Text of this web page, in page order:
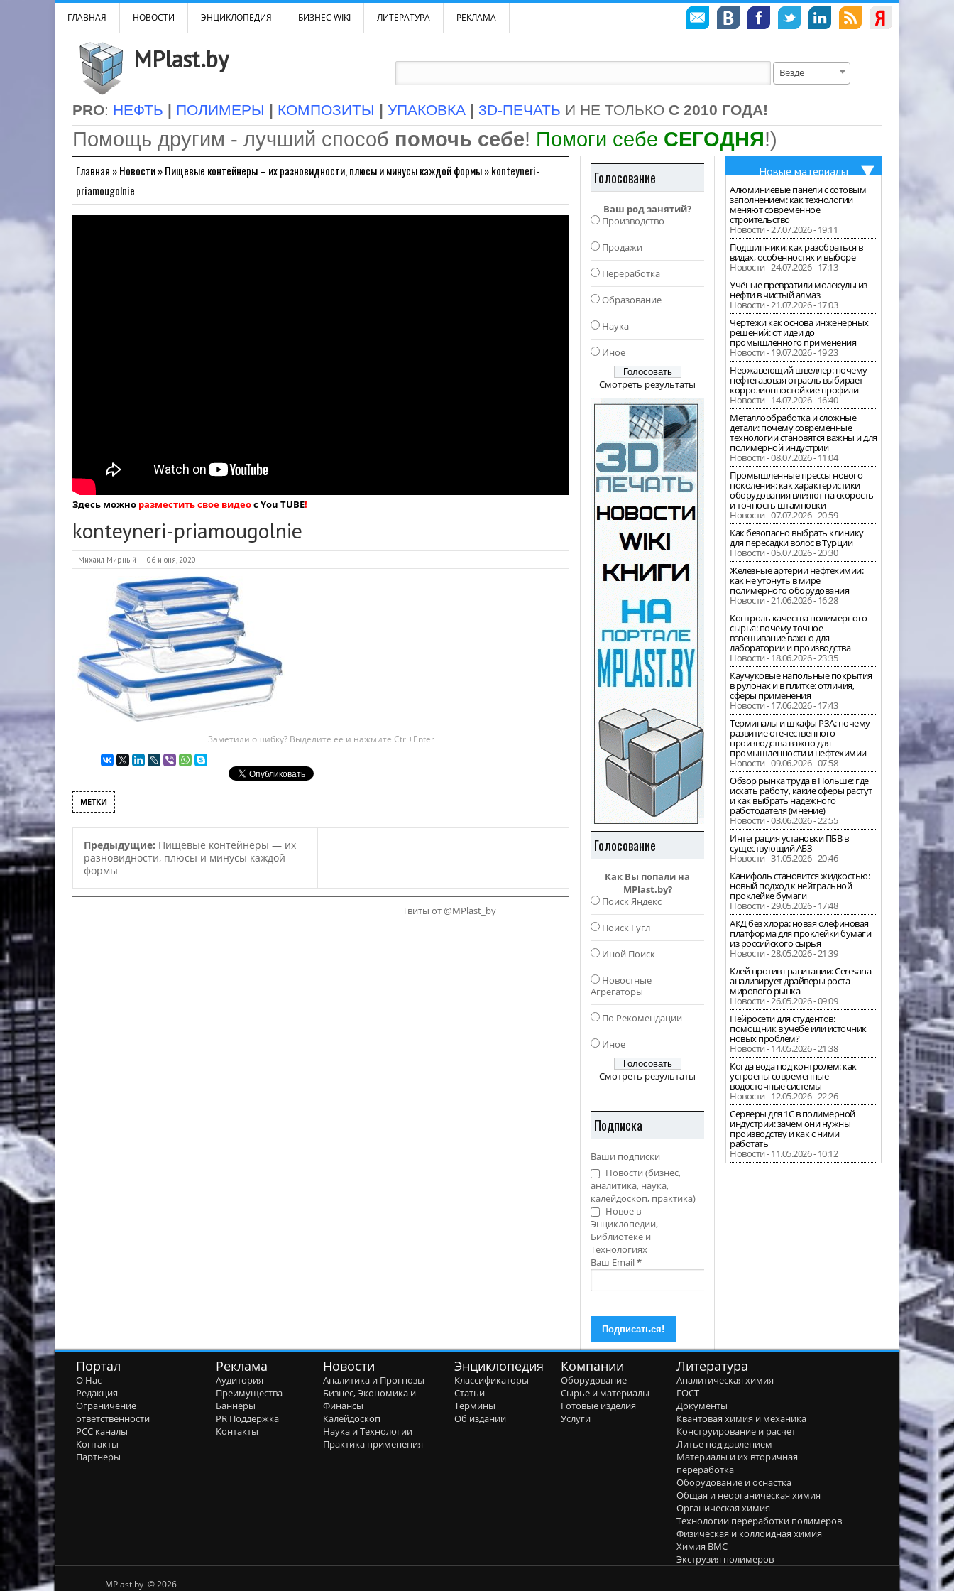
ГЛАВНАЯ НОВОСТИ ЭНЦИКЛОПЕДИЯ БИЗНЕС WIKI ЛИТЕРАТУРА РЕКЛАМА
MPlast.by Везде
PRO: НЕФТЬ | ПОЛИМЕРЫ | КОМПОЗИТЫ | УПАКОВКА | 3D-ПЕЧАТЬ И НЕ ТОЛЬКО С 2010 ГОДА!
Помощь другим - лучший способ помочь себе! Помоги себе СЕГОДНЯ!)
Главная »Новости»Пищевые контейнеры – их разновидности, плюсы и минусы каждой формы»konteyneri-
priamougolnie
Здесь можно разместить свое видеос You TUBE!
konteyneri-priamougolnie
Михаил Мирный 06 июня, 2020
Заметили ошибку? Выделите ее и нажмите Ctrl+Enter
МЕТКИ
Предыдущие: Пищевые контейнеры — их
разновидности, плюсы и минусы каждой
формы
Твиты от @MPlast_by
Голосование
Ваш род занятий?
Производство
Продажи
Переработка
Образование
Наука
Иное
Смотреть результаты
Голосование
Как Вы попали на
MPlast.by?
Поиск Яндекс
Поиск Гугл
Иной Поиск
Новостные
Агрегаторы
По Рекомендации
Иное
Смотреть результаты
Подписка
Ваши подписки
Новости (бизнес,
аналитика, наука,
калейдоскоп, практика)
Новое в
Энциклопедии,
Библиотеке и
Технологиях
Ваш Email*
Новые материалы
Алюминиевые панели с сотовым
заполнением: как технологии
меняют современное
строительство
Новости - 27.07.2026 - 19:11
Подшипники: как разобраться в
видах, особенностях и выборе
Новости - 24.07.2026 - 17:13
Учёные превратили молекулы из
нефти в чистый алмаз
Новости - 21.07.2026 - 17:03
Чертежи как основа инженерных
решений: от идеи до
промышленного применения
Новости - 19.07.2026 - 19:23
Нержавеющий швеллер: почему
нефтегазовая отрасль выбирает
коррозионностойкие профили
Новости - 14.07.2026 - 16:40
Металлообработка и сложные
детали: почему современные
технологии становятся важны и для
полимерной индустрии
Новости - 08.07.2026 - 11:04
Промышленные прессы нового
поколения: как характеристики
оборудования влияют на скорость
и точность штамповки
Новости - 07.07.2026 - 20:59
Как безопасно выбрать клинику
для пересадки волос в Турции
Новости - 05.07.2026 - 20:30
Железные артерии нефтехимии:
как не утонуть в мире
полимерного оборудования
Новости - 21.06.2026 - 16:28
Контроль качества полимерного
сырья: почему точное
взвешивание важно для
лаборатории и производства
Новости - 18.06.2026 - 23:35
Каучуковые напольные покрытия
в рулонах и в плитке: отличия,
сферы применения
Новости - 17.06.2026 - 17:43
Терминалы и шкафы РЗА: почему
развитие отечественного
производства важно для
промышленности и нефтехимии
Новости - 09.06.2026 - 07:58
Обзор рынка труда в Польше: где
искать работу, какие сферы растут
и как выбрать надёжного
работодателя (мнение)
Новости - 03.06.2026 - 22:55
Интеграция установки ПБВ в
существующий АБЗ
Новости - 31.05.2026 - 20:46
Канифоль становится жидкостью:
новый подход к нейтральной
проклейке бумаги
Новости - 29.05.2026 - 17:48
АКД без хлора: новая олефиновая
платформа для проклейки бумаги
из российского сырья
Новости - 28.05.2026 - 21:39
Клей против гравитации: Ceresana
анализирует драйверы роста
мирового рынка
Новости - 26.05.2026 - 09:09
Нейросети для студентов:
помощник в учебе или источник
новых проблем?
Новости - 14.05.2026 - 21:38
Когда вода под контролем: как
устроены современные
водосточные системы
Новости - 12.05.2026 - 22:26
Серверы для 1С в полимерной
индустрии: зачем они нужны
производству и как с ними
работать
Новости - 11.05.2026 - 10:12
Портал
О Нас
Редакция
Ограничение
ответственности
РСС каналы
Контакты
Партнеры
Реклама
Аудитория
Преимущества
Баннеры
PR Поддержка
Контакты
Новости
Аналитика и Прогнозы
Бизнес, Экономика и
Финансы
Калейдоскоп
Наука и Технологии
Практика применения
Энциклопедия
Классификаторы
Статьи
Термины
Об издании
Компании
Оборудование
Сырье и материалы
Готовые изделия
Услуги
Литература
Аналитическая химия
ГОСТ
Документы
Квантовая химия и механика
Конструирование и расчет
Литье под давлением
Материалы и их вторичная
переработка
Оборудование и оснастка
Общая и неорганическая химия
Органическая химия
Технологии переработки полимеров
Физическая и коллоидная химия
Химия ВМС
Экструзия полимеров
MPlast.by © 2026